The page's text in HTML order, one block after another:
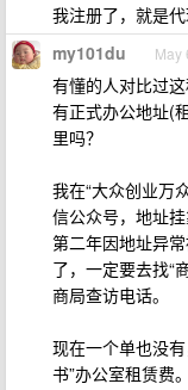
我注册了，就是
my101du May
有懂的人对比过
有正式办公地址(
里吗？
我在“大众创业万
信公众号，地址挂
第二年因地址异
了，一定要去找“
商局查访电话。
现在一个单也没
书”办公室租赁费